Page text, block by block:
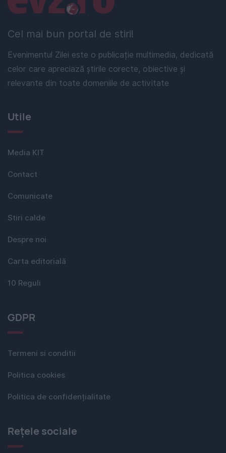
Cel mai bun portal de stiri!
Evenimentul Zilei este o publicație multimedia, dedicată
celor care apreciază știrile corecte, obiective și
relevante din toate domeniile de activitate
Utile
Media KIT
Contact
Comunicate
Stiri calde
Despre noi
Carta editorială
10 Reguli
GDPR
Termeni si conditii
Politica cookies
Politica de confidențialitate
Rețele sociale